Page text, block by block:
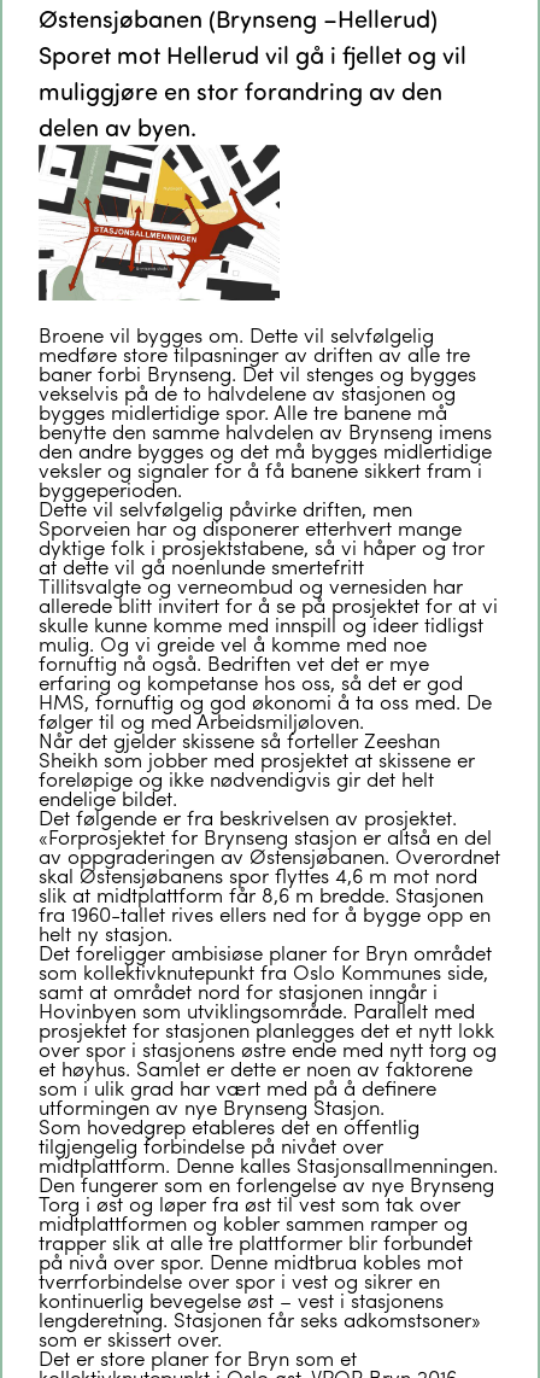
Østensjøbanen (Brynseng –Hellerud)
Sporet mot Hellerud vil gå i fjellet og vil
muliggjøre en stor forandring av den
delen av byen.
Broene vil bygges om. Dette vil selvfølgelig
medføre store tilpasninger av driften av alle tre
baner forbi Brynseng. Det vil stenges og bygges
vekselvis på de to halvdelene av stasjonen og
bygges midlertidige spor. Alle tre banene må
benytte den samme halvdelen av Brynseng imens
den andre bygges og det må bygges midlertidige
veksler og signaler for å få banene sikkert fram i
byggeperioden.
Dette vil selvfølgelig påvirke driften, men
Sporveien har og disponerer etterhvert mange
dyktige folk i prosjektstabene, så vi håper og tror
at dette vil gå noenlunde smertefritt
Tillitsvalgte og verneombud og vernesiden har
allerede blitt invitert for å se på prosjektet for at vi
skulle kunne komme med innspill og ideer tidligst
mulig. Og vi greide vel å komme med noe
fornuftig nå også. Bedriften vet det er mye
erfaring og kompetanse hos oss, så det er god
HMS, fornuftig og god økonomi å ta oss med. De
følger til og med Arbeidsmiljøloven.
Når det gjelder skissene så forteller Zeeshan
Sheikh som jobber med prosjektet at skissene er
foreløpige og ikke nødvendigvis gir det helt
endelige bildet.
Det følgende er fra beskrivelsen av prosjektet.
«Forprosjektet for Brynseng stasjon er altså en del
av oppgraderingen av Østensjøbanen. Overordnet
skal Østensjøbanens spor flyttes 4,6 m mot nord
slik at midtplattform får 8,6 m bredde. Stasjonen
fra 1960-tallet rives ellers ned for å bygge opp en
helt ny stasjon.
Det foreligger ambisiøse planer for Bryn området
som kollektivknutepunkt fra Oslo Kommunes side,
samt at området nord for stasjonen inngår i
Hovinbyen som utviklingsområde. Parallelt med
prosjektet for stasjonen planlegges det et nytt lokk
over spor i stasjonens østre ende med nytt torg og
et høyhus. Samlet er dette er noen av faktorene
som i ulik grad har vært med på å definere
utformingen av nye Brynseng Stasjon.
Som hovedgrep etableres det en offentlig
tilgjengelig forbindelse på nivået over
midtplattform. Denne kalles Stasjonsallmenningen.
Den fungerer som en forlengelse av nye Brynseng
Torg i øst og løper fra øst til vest som tak over
midtplattformen og kobler sammen ramper og
trapper slik at alle tre plattformer blir forbundet
på nivå over spor. Denne midtbrua kobles mot
tverrforbindelse over spor i vest og sikrer en
kontinuerlig bevegelse øst – vest i stasjonens
lengderetning. Stasjonen får seks adkomstsoner»
som er skissert over.
Det er store planer for Bryn som et